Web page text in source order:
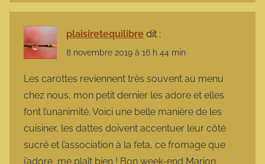
plaisiretequilibre dit :
8 novembre 2019 à 16 h 44 min
Les carottes reviennent très souvent au menu
chez nous, mon petit dernier les adore et elles
font l’unanimité. Voici une belle manière de les
cuisiner, les dattes doivent accentuer leur côté
sucré et l’association à la feta, ce fromage que
j’adore, me plaît bien ! Bon week-end Marion